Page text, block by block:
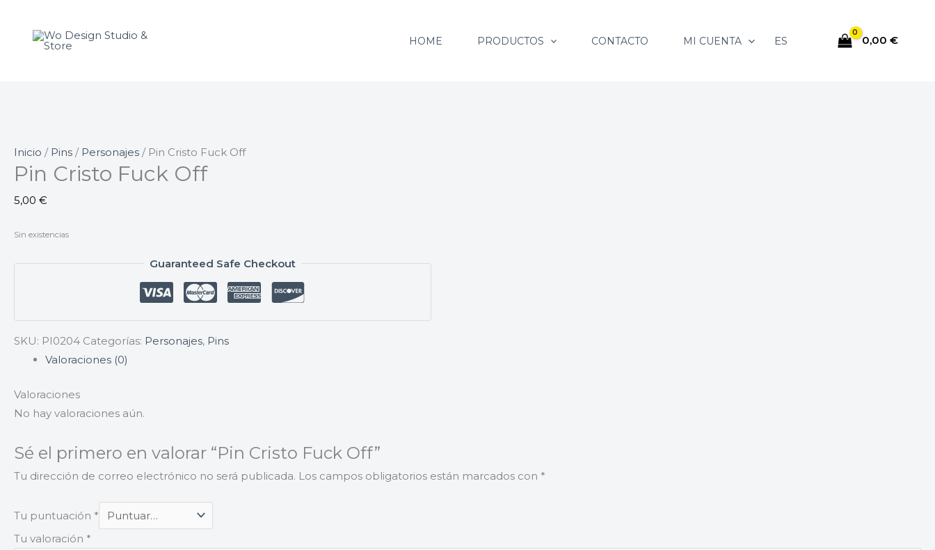
contenido
HOME PRODUCTOS CONTACTO MI CUENTA ES 0,00€
Inicio / Pins / Personajes / Pin Cristo Fuck Off
Pin Cristo Fuck Off
5,00 €
Sin existencias
Guaranteed Safe Checkout
SKU: PI0204 Categorías: Personajes, Pins
Valoraciones (0)
Valoraciones
No hay valoraciones aún.
Sé el primero en valorar “Pin Cristo Fuck Off”
Tu dirección de correo electrónico no será publicada. Los campos obligatorios están marcados con *
Tu puntuación *
Tu valoración *